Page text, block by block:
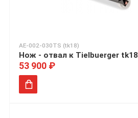
AE-002-030TS (tk18)
Нож - отвал к Tielbuerger tk18
53 900 ₽